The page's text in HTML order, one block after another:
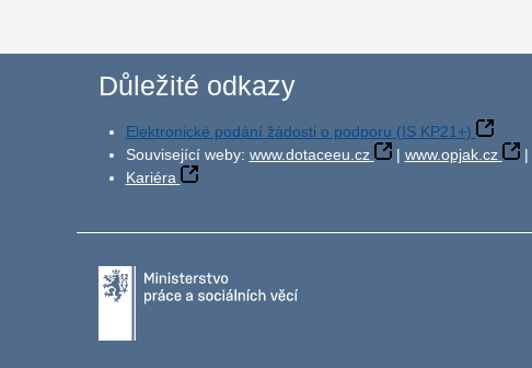
Důležité odkazy
Elektronické podání žádosti o podporu (IS KP21+)
Související weby: www.dotaceeu.cz | www.opjak.cz |
Kariéra